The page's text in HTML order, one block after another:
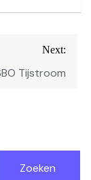
Next:
Tijstroom